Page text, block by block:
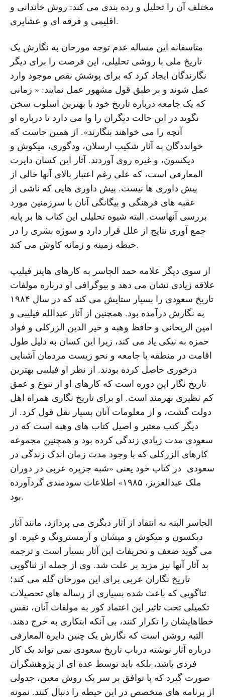
مختلف آن را تحلیل و رده بندی می کند: روش خاندانی و
اقلیمی و فرقه ای و عشایری.
متاسفانه این مساله عدم توجه مورخان به نگارش یک
تاریخ ملی با روشی تحلیلی، این فرصت را برای دیگر
نگارندگان ایجاد کرد که برای پوشش نقص موجود وارد
عمل شوند و بر طبق قول مشهور عمل نمایند: « زمانی
که یک جامعه درباره تاریخ خود با بهترین اسلوب سخن
نگوید در این حالت دیگران را وا می دارد تا درباره او
آنچه را می خواهند بنگارند». از همین جاست که
خوانددگان به آثار شکیب ارسلان، ودگوری، میکوش و
دیکسون، و غیره روی آوردند. آثار این کسان دایرت
المعارفی است، که علی رغم اعتبار بالای آنها خالی از
پیش داوری ها نیست. پیش داوری هایی که ناشی از
عقبه های فرهنگی و بیگانگی آنان با سرزمنین مورد
بررسی آنهاست. البته شیوه تحلیلی این کتاب ها بر پایه
جمع آوری نتایج از علل قرار دارد و سوژه بشری را در
حیطه زمینه و زمانه کاوش می کند.
از سوی دیگر علامه حمد الجاسر به کارهای هاینز فیلیپ
علاقه زیادی نشان می دهد و بیوگرافی او درباره مولفات
تاریخ سعودی را بسیار ستایش می کند که در سال ۱۹۸۴
به نگارش درآمده بود. همچنین از آثار عبدالله فیلیبی و
امین الریحانی و حافظ وهبه و خیر الدین الزرکلی و فواد
حمزه به نیکی یاد می کند، زیرا این کسان به دلیل طول
اقامت در منطقه با جامعه و نحو زیست مردمان آشنایی
درخوری حاصل کرده بودند. از نظر او فیلیبی بهترین
تاریخ نگار این دوره است که کارهای او از تنوع و عمق
کم نظیری بهرمند است. او برای تاریخ نگاری همراه اهل
دولت گشت، و از معلومات آنان بسیار نقل قول کرد. از
دیگر کتب معتبر و اصیل کتاب های وهبه است که در
سعودی مدت زیادی زندگی کرده بود و همچنین مجموعه
کارهای الزرکلی که با وجود مدت زمان اندک زندگی در
سعودی در کتاب خود یعنی «شبه جزیره عربی در دوران
ملک عبدالعزیز، ۱۹۸۵» اطلاعات سودمندی گردآورده
بود.
الجاسر البته به انتقاد از آثار دیگری می پردازد، مانند آثار
دیکسون و میکوش و میشان و آرمسترونگ و غیره. او
می گوید ضعف و تحریفات این آثار بسیار است و ترجمه
بد آثار آنها نیز مزید بر علت شد. وی از جمله از ثناگویی
تاریخ نگاران عربی برای این مورخان گله می کند؛
ثناگویی که باعث شده بسیاری از رساله های تحصیلات
تکمیلی تحت تاثیر این اعتماد کور به مولفات آنان، نفس
خطاهایشان را تکرار کنند، بی آنکه ابتکاری به خرج دهند.
التبه روشن است که نگارش یک چنین دایره المعارفی
درباره آثار نوشته درباب تاریخ سعودی نمی تواند یک کار
فردی باشد، بلکه باید توسط عده ای از پژوهشگران
صورت گیرد که با توافق بر سر یک روش معین، جدولی
از برنامه های متخصص در این حیطه را دنبال کنند. نمونه